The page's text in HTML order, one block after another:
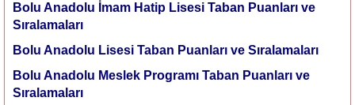
Bolu Anadolu İmam Hatip Lisesi Taban Puanları ve
Sıralamaları
Bolu Anadolu Lisesi Taban Puanları ve Sıralamaları
Bolu Anadolu Meslek Programı Taban Puanları ve
Sıralamaları